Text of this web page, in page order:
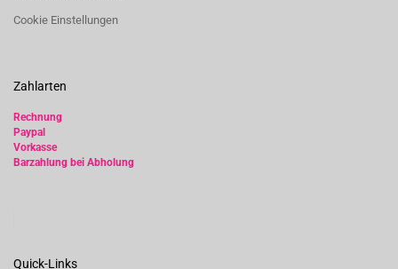
Cookie Einstellungen
Zahlarten
Rechnung
Paypal
Vorkasse
Barzahlung bei Abholung
Quick-Links